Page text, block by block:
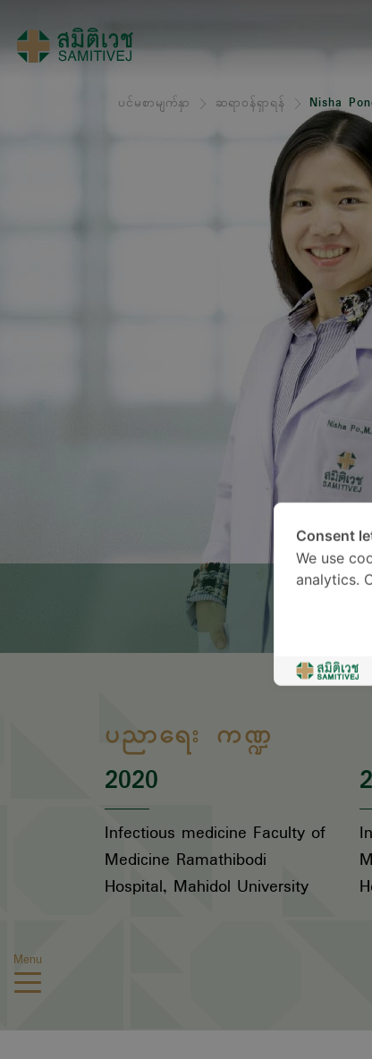
Menu
ပင်မစာမျက်နှာ ဆရာဝန်ရှာရန် Nisha
ပညာရေး ကဏ္ဍ
2020
Infectious medicine Faculty of
Medicine Ramathibodi
Hospital, Mahidol University
Consent
We use
analytics.